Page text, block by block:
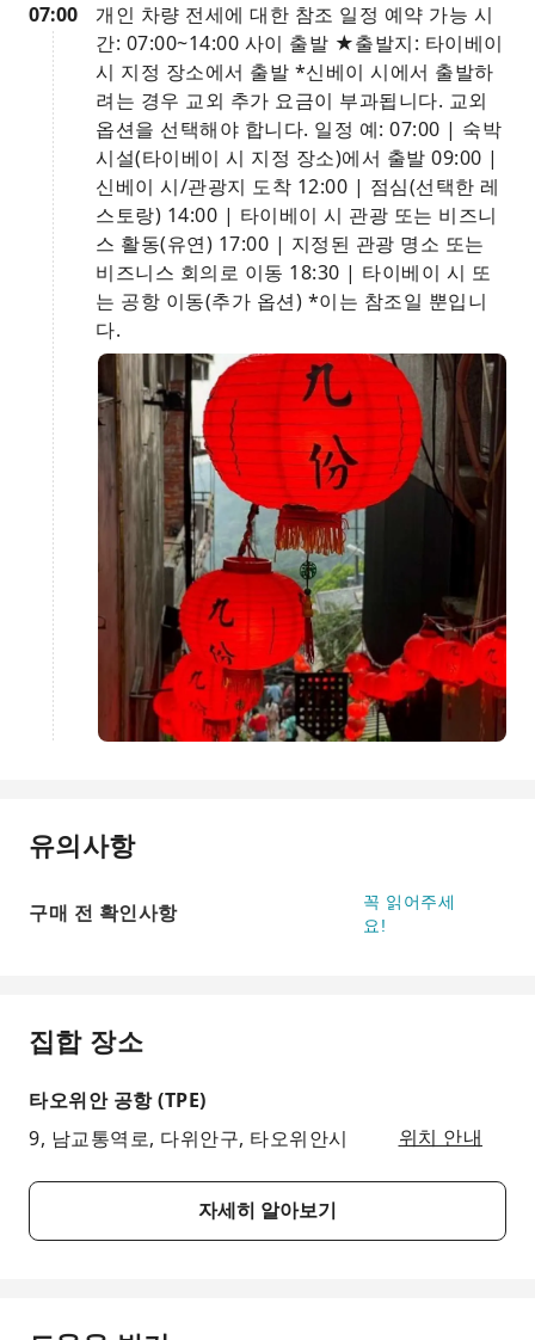
07:00
개인 차량 전세에 대한 참조 일정 예약 가능 시
간: 07:00~14:00 사이 출발 ★출발지: 타이베이
시 지정 장소에서 출발 *신베이 시에서 출발하
려는 경우 교외 추가 요금이 부과됩니다. 교외
옵션을 선택해야 합니다. 일정 예: 07:00 | 숙박
시설(타이베이 시 지정 장소)에서 출발 09:00 |
신베이 시/관광지 도착 12:00 | 점심(선택한 레
스토랑) 14:00 | 타이베이 시 관광 또는 비즈니
스 활동(유연) 17:00 | 지정된 관광 명소 또는
비즈니스 회의로 이동 18:30 | 타이베이 시 또
는 공항 이동(추가 옵션) *이는 참조일 뿐입니
다.
유의사항
구매 전 확인사항
꼭 읽어주세
요!
집합 장소
타오위안 공항 (TPE)
9, 남교통역로, 다위안구, 타오위안시
위치 안내
자세히 알아보기